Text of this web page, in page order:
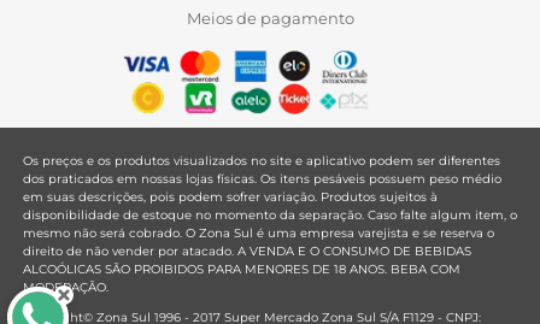
Meios de pagamento
Os preços e os produtos visualizados no site e aplicativo podem ser diferentes
dos praticados em nossas lojas físicas. Os itens pesáveis possuem peso médio
em suas descrições, pois podem sofrer variação. Produtos sujeitos à
disponibilidade de estoque no momento da separação. Caso falte algum item, o
mesmo não será cobrado. O Zona Sul é uma empresa varejista e se reserva o
direito de não vender por atacado. A VENDA E O CONSUMO DE BEBIDAS
ALCOÓLICAS SÃO PROIBIDOS PARA MENORES DE 18 ANOS. BEBA COM
MODERAÇÃO.
Copyright© Zona Sul 1996 - 2017 Super Mercado Zona Sul S/A F1129 - CNPJ: